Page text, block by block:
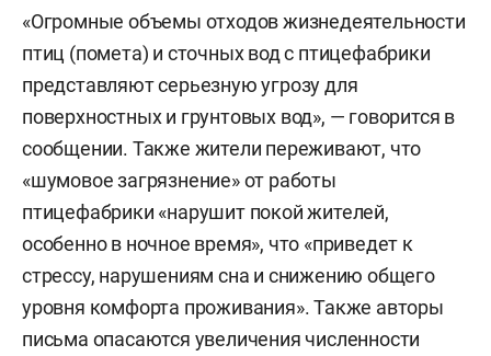
«Огромные объемы отходов жизнедеятельности
птиц (помета) и сточных вод с птицефабрики
представляют серьезную угрозу для
поверхностных и грунтовых вод», — говорится в
сообщении. Также жители переживают, что
«шумовое загрязнение» от работы
птицефабрики «нарушит покой жителей,
особенно в ночное время», что «приведет к
стрессу, нарушениям сна и снижению общего
уровня комфорта проживания». Также авторы
письма опасаются увеличения численности